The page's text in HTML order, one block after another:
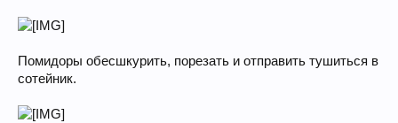
Помидоры обесшкурить, порезать и отправить тушиться в
сотейник.